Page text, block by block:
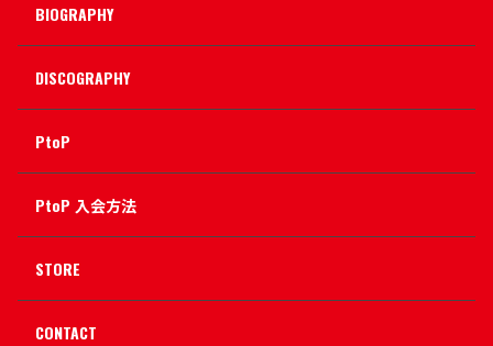
BIOGRAPHY
DISCOGRAPHY
PtoP
PtoP 入会方法
STORE
CONTACT